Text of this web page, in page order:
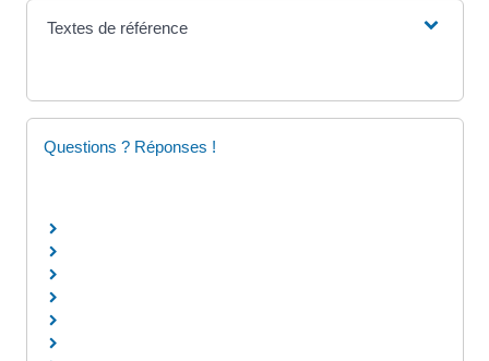
Textes de référence
Questions ? Réponses !